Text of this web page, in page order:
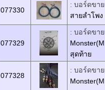
077330
: บอร์ดขาย
สายลำโพง
077329
: บอร์ดขาย
สุดท้าย
077328
: บอร์ดขาย